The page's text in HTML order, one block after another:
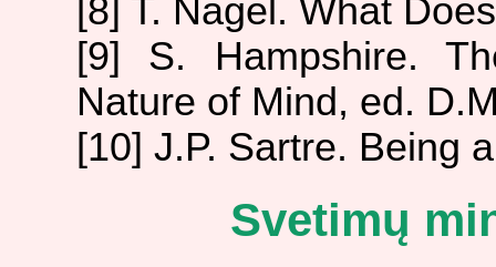
[8] T. Nagel. What
[9] S. Hampshire.
Nature of Mind, ed.
[10] J.P. Sartre. Being
Svetimų